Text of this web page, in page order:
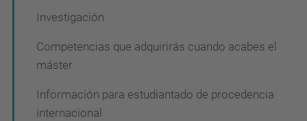
Investigación
Competencias que adquirirás cuando acabes el
máster
Información para estudiantado de procedencia
internacional